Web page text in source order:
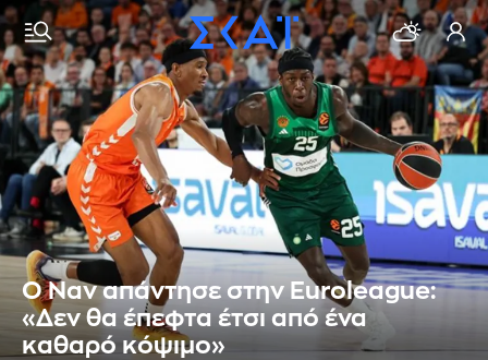
Ο Ναν απάντησε στην Euroleague:
«Δεν θα έπεφτα έτσι από ένα
καθαρό κόψιμο»